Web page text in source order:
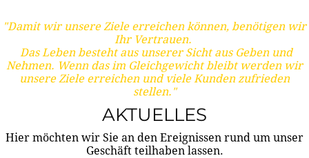
"Damit wir unsere Ziele erreichen können, benötigen wir
Ihr Vertrauen.
Das Leben besteht aus unserer Sicht aus Geben und
Nehmen. Wenn das im Gleichgewicht bleibt werden wir
unsere Ziele erreichen und viele Kunden zufrieden
stellen."
AKTUELLES
Hier möchten wir Sie an den Ereignissen rund um unser
Geschäft teilhaben lassen.